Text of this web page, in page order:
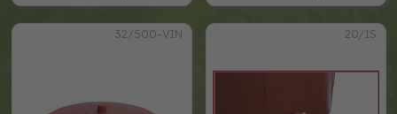
32/500-VIN 20/1S